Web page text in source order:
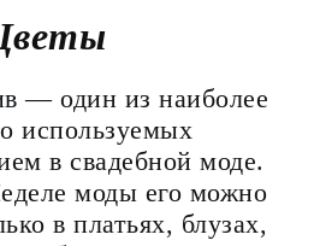
— один из наиболее
используемых
в свадебной моде.
моды его можно
в платьях, блузах,